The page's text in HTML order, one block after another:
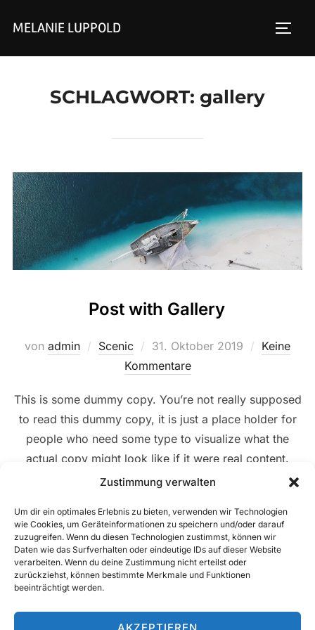
Zustimmung verwalten
Um dir ein optimales Erlebnis zu bieten, verwenden wir Technologien
wie Cookies, um Geräteinformationen zu speichern und/oder darauf
zuzugreifen. Wenn du diesen Technologien zustimmst, können wir
Daten wie das Surfverhalten oder eindeutige IDs auf dieser Website
verarbeiten. Wenn du deine Zustimmung nicht erteilst oder
zurückziehst, können bestimmte Merkmale und Funktionen
beeinträchtigt werden.
AKZEPTIEREN
InhaltMELANIE LUPPOLD
SCHLAGWORT: gallery
Post with Gallery
von admin Scenic
Veröffentlicht
am
31. Oktober 2019
Keine
Kommentare
This is some dummy copy. You’re not really supposed
to read this dummy copy, it is just a place holder for
people who need some type to visualize what the
actual copy might look like if it were real content.
Mosaic Gallery If you want to read, I might suggest a
MEHRÜBER „POST WITH GALLERY“
LESEN